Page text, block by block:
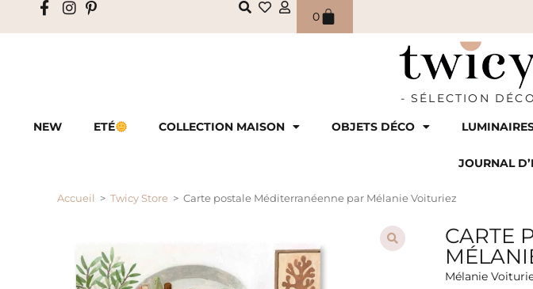
0
- SÉLECTION
NEW
ETÉ COLLECTION MAISON OBJETS DÉCO
JOURNAL
Accueil > Twicy Store > Carte postale Méditerranéenne par Mélanie Voituriez
CARTE
Mélanie